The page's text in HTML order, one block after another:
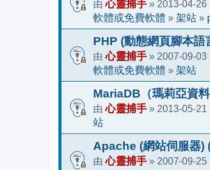
由心靈捕手 » 2013-04-26
軟體或免費軟體 » 架站 »
PHP (動態網頁腳本
由心靈捕手 » 2007-09-03
軟體或免費軟體 » 架站
MariaDB（瑪莉亞資
由心靈捕手 » 2013-05-21
站
Apache (網站伺服器)
由心靈捕手 » 2007-09-25